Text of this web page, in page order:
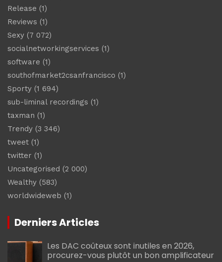
Release (1)
Reviews (1)
Sexy (7 072)
socialnetworkingservices (1)
software (1)
southofmarket2csanfrancisco (1)
Sporty (1 694)
sub-liminal recordings (1)
taxman (1)
Trendy (3 346)
tweet (1)
twitter (1)
Uncategorised (2 000)
Wealthy (583)
worldwideweb (1)
Derniers Articles
Les DAC coûteux sont inutiles en 2026,
procurez-vous plutôt un bon amplificateur